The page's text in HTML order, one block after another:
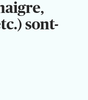
sont-